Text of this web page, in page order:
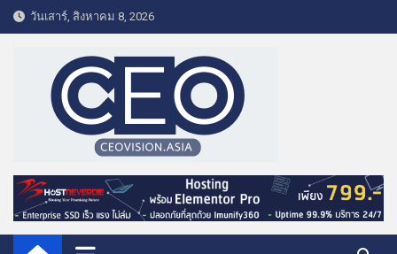
k
e
วันเสาร์, สิงหาคม 8, 2026
CEO VISION.ASIA
Business & Lifestyle